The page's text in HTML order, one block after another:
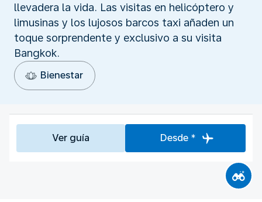
llevadera la vida. Las visitas en helicóptero y
limusinas y los lujosos barcos taxi añaden un
toque sorprendente y exclusivo a su visita
Bangkok.
Bienestar
Ver guía Desde *